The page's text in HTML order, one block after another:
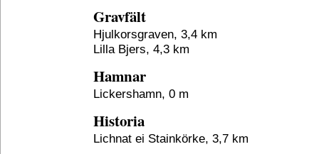
Gravfält
Hjulkorsgraven, 3,4 km
Lilla Bjers, 4,3 km
Hamnar
Lickershamn, 0 m
Historia
Lichnat ei Stainkörke, 3,7 km